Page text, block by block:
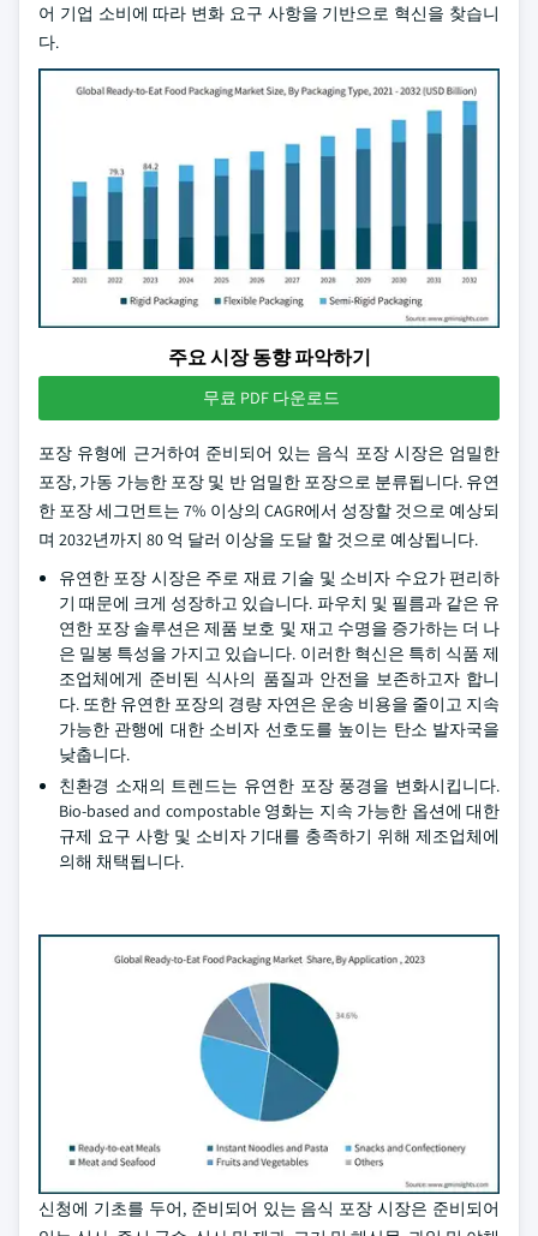
어 기업 소비에 따라 변화 요구 사항을 기반으로 혁신을 찾습니
다.
주요 시장 동향 파악하기
무료 PDF 다운로드
포장 유형에 근거하여 준비되어 있는 음식 포장 시장은 엄밀한
포장, 가동 가능한 포장 및 반 엄밀한 포장으로 분류됩니다. 유연
한 포장 세그먼트는 7% 이상의 CAGR에서 성장할 것으로 예상되
며 2032년까지 80 억 달러 이상을 도달 할 것으로 예상됩니다.
유연한 포장 시장은 주로 재료 기술 및 소비자 수요가 편리하
기 때문에 크게 성장하고 있습니다. 파우치 및 필름과 같은 유
연한 포장 솔루션은 제품 보호 및 재고 수명을 증가하는 더 나
은 밀봉 특성을 가지고 있습니다. 이러한 혁신은 특히 식품 제
조업체에게 준비된 식사의 품질과 안전을 보존하고자 합니
다. 또한 유연한 포장의 경량 자연은 운송 비용을 줄이고 지속
가능한 관행에 대한 소비자 선호도를 높이는 탄소 발자국을
낮춥니다.
친환경 소재의 트렌드는 유연한 포장 풍경을 변화시킵니다.
Bio-based and compostable 영화는 지속 가능한 옵션에 대한
규제 요구 사항 및 소비자 기대를 충족하기 위해 제조업체에
의해 채택됩니다.
신청에 기초를 두어, 준비되어 있는 음식 포장 시장은 준비되어